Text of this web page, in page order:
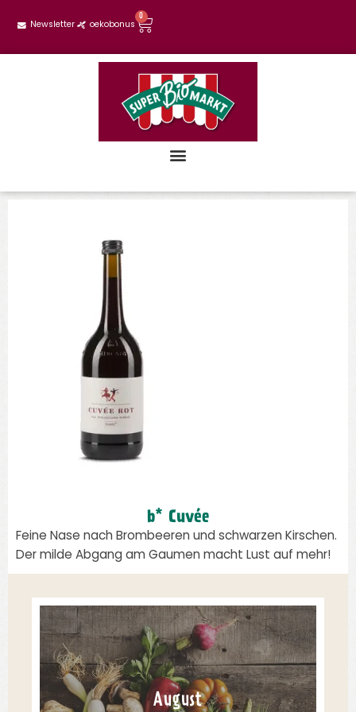
Newsletter oekobonus
0
b* Cuvée
Feine Nase nach Brombeeren und schwarzen Kirschen.
Der milde Abgang am Gaumen macht Lust auf mehr!
August